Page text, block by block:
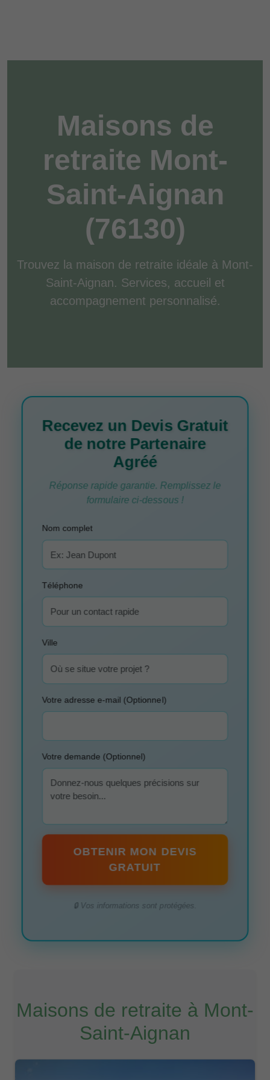
Maisons de
retraite Mont-
Saint-Aignan
(76130)
Trouvez la maison de retraite idéale à Mont-
Saint-Aignan. Services, accueil et
accompagnement personnalisé.
Recevez un Devis Gratuit
de notre Partenaire
Agréé
Réponse rapide garantie. Remplissez le
formulaire ci-dessous !
Nom complet
Téléphone
Ville
Votre adresse e-mail (Optionnel)
Votre demande (Optionnel)
OBTENIR MON DEVIS
GRATUIT
🔒 Vos informations sont protégées.
Maisons de retraite à Mont-
Saint-Aignan